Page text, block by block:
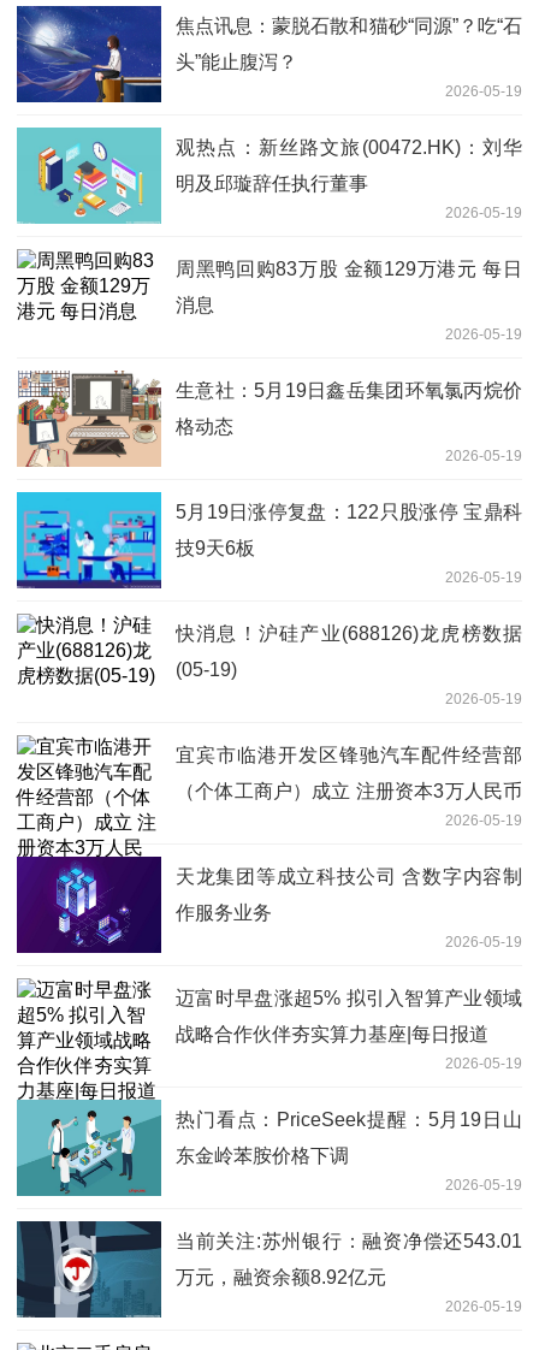
焦点讯息：蒙脱石散和猫砂“同源”？吃“石
头”能止腹泻？
2026-05-19
观热点：新丝路文旅(00472.HK)：刘华
明及邱璇辞任执行董事
2026-05-19
周黑鸭回购83万股 金额129万港元 每日
消息
2026-05-19
生意社：5月19日鑫岳集团环氧氯丙烷价
格动态
2026-05-19
5月19日涨停复盘：122只股涨停 宝鼎科
技9天6板
2026-05-19
快消息！沪硅产业(688126)龙虎榜数据
(05-19)
2026-05-19
宜宾市临港开发区锋驰汽车配件经营部
（个体工商户）成立 注册资本3万人民币
2026-05-19
天龙集团等成立科技公司 含数字内容制
作服务业务
2026-05-19
迈富时早盘涨超5% 拟引入智算产业领域
战略合作伙伴夯实算力基座|每日报道
2026-05-19
热门看点：PriceSeek提醒：5月19日山
东金岭苯胺价格下调
2026-05-19
当前关注:苏州银行：融资净偿还543.01
万元，融资余额8.92亿元
2026-05-19